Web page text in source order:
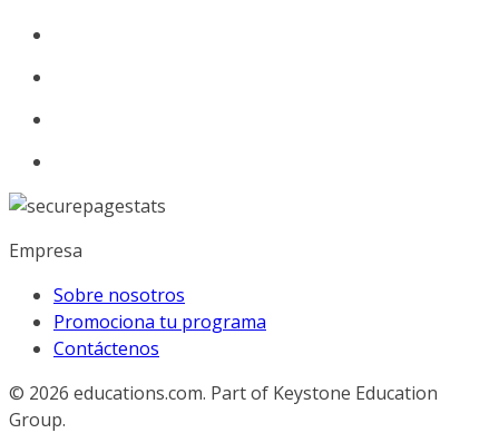
Empresa
Sobre nosotros
Promociona tu programa
Contáctenos
© 2026 educations.com. Part of Keystone Education
Group.